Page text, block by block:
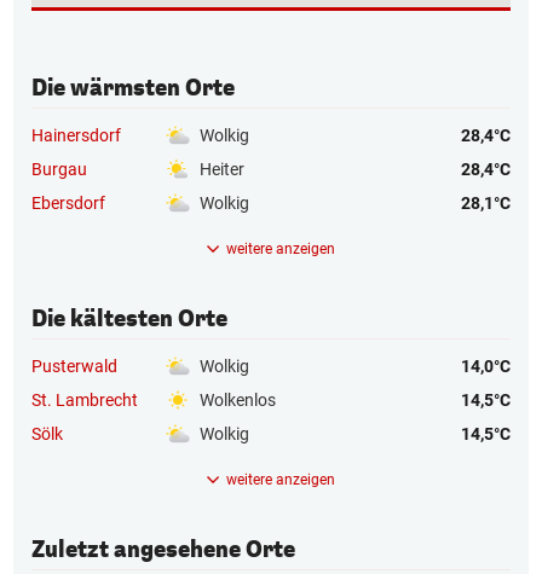
Die wärmsten Orte
Hainersdorf Wolkig
28,4°C
Burgau
Heiter
28,4°C
Ebersdorf
Wolkig 28,1°C
weitere anzeigen
Die kältesten Orte
Pusterwald Wolkig
14,0°C
St. Lambrecht
Wolkenlos
14,5°C
Sölk
Wolkig 14,5°C
weitere anzeigen
Zuletzt angesehene Orte